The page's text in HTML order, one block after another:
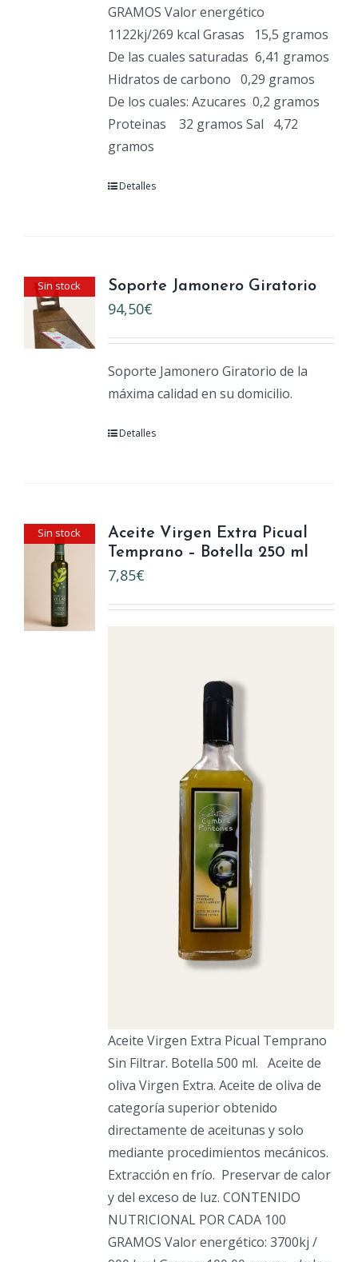
GRAMOS Valor energético
1122kj/269 kcal Grasas
15,5 gramos
De las cuales saturadas 6,41 gramos
Hidratos de carbono 0,29 gramos
De los cuales: Azucares 0,2 gramos
Proteinas
32 gramos Sal
4,72
gramos
Detalles
Sin stock Soporte Jamonero Giratorio
94,50€
Soporte Jamonero Giratorio de la
máxima calidad en su domicilio.
Detalles
Sin stock
Aceite Virgen Extra Picual
Temprano – Botella 250 ml
7,85€
Aceite Virgen Extra Picual Temprano
Sin Filtrar. Botella 500 ml. Aceite de
oliva Virgen Extra. Aceite de oliva de
categoría superior obtenido
directamente de aceitunas y solo
mediante procedimientos mecánicos.
Extracción en frío. Preservar de calor
y del exceso de luz. CONTENIDO
NUTRICIONAL POR CADA 100
GRAMOS Valor energético: 3700kj /